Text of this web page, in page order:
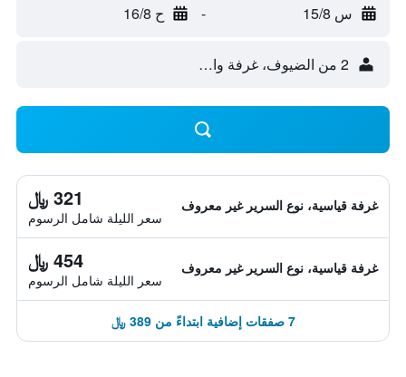
س 15/8 - ح 16/8
2 من الضيوف، غرفة واحدة
غرفة قياسية، نوع السرير غير معروف 321 ﷼
سعر الليلة شامل الرسوم
غرفة قياسية، نوع السرير غير معروف 454 ﷼
سعر الليلة شامل الرسوم
7 صفقات إضافية ابتداءً من 389 ﷼